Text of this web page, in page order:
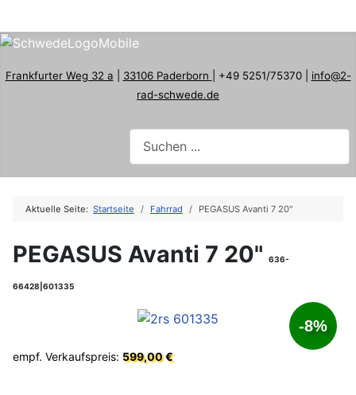
Frankfurter Weg 32 a 33106 Paderborn | +49 5251/75370 | info@2-
rad-schwede.de
Aktuelle Seite: Startseite Fahrrad PEGASUS Avanti 7 20"
PEGASUS Avanti 7 20" 636-
66428|601335
-8%
empf. Verkaufspreis: 599,00 €